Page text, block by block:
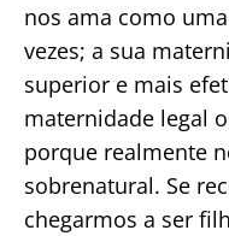
nos ama como
vezes; a sua
superior e mais
maternidade legal
porque realmente
sobrenatural. Se
chegarmos a ser